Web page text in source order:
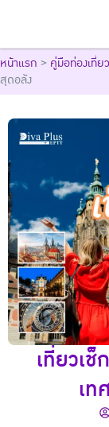
หน้าแรก > คู่มือท่องเที่ยว
สุดอลัง
เที่ยวเ
เท